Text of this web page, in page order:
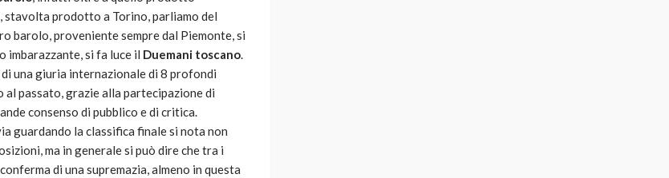
stavolta prodotto a Torino, parliamo del
barolo, proveniente sempre dal Piemonte, si
imbarazzante, si fa luce il Duemani toscano.
una giuria internazionale di 8 profondi
passato, grazie alla partecipazione di
consenso di pubblico e di critica.
guardando la classifica finale si nota non
ma in generale si può dire che tra i
di una supremazia, almeno in questa